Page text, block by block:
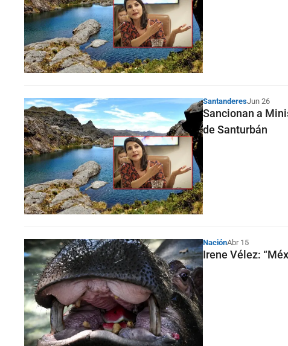
SantanderesJun 26
Sancionan a
de Santurbán
NaciónAbr 15
Irene Vélez: